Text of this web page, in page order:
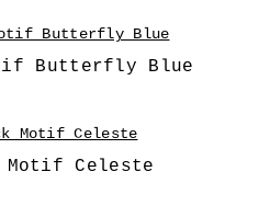
Butterfly Blue
Motif Celeste